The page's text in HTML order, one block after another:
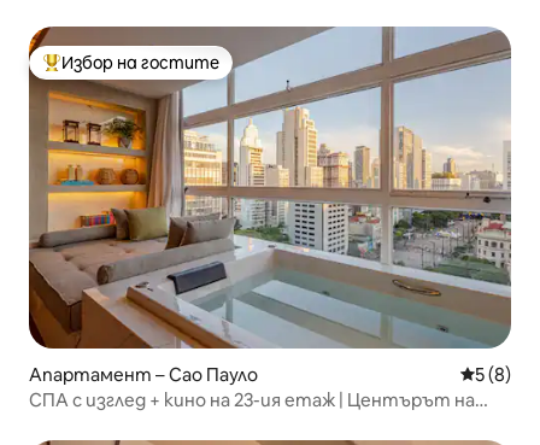
Най-популярен избор на гостите
Избор на гостите
Апартамент – Сао Пауло Средна
5 (8)
СПА с изглед + кино на 23-ия етаж | Центърът на